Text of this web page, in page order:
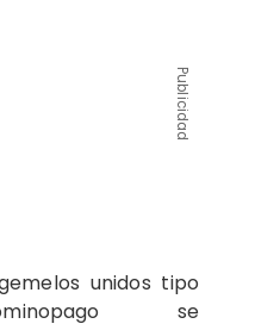
Publicidad
unidos tipo
se